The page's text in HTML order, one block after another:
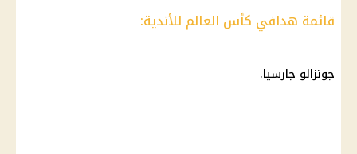
قائمة هدافي كأس العالم للأندية:
جونزالو جارسيا.